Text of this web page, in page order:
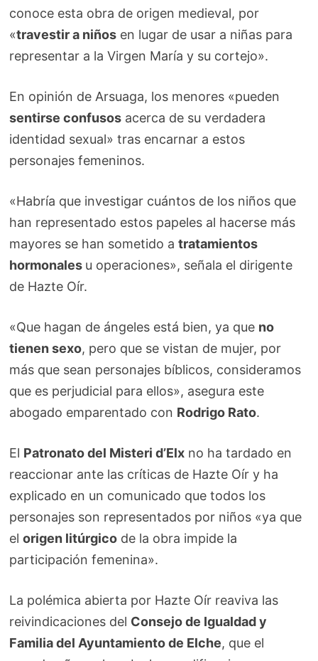
conoce esta obra de origen medieval, por
«travestir a niños en lugar de usar a niñas para
representar a la Virgen María y su cortejo».
En opinión de Arsuaga, los menores «pueden
sentirse confusos acerca de su verdadera
identidad sexual» tras encarnar a estos
personajes femeninos.
«Habría que investigar cuántos de los niños que
han representado estos papeles al hacerse más
mayores se han sometido atratamientos
hormonales u operaciones», señala el dirigente
de Hazte Oír.
«Que hagan de ángeles está bien, ya que no
tienen sexo, pero que se vistan de mujer, por
más que sean personajes bíblicos, consideramos
que es perjudicial para ellos», asegura este
abogado emparentado con Rodrigo Rato.
El Patronato del Misteri d’Elx no ha tardado en
reaccionar ante las críticas de Hazte Oír y ha
explicado en un comunicado que todos los
personajes son representados por niños «ya que
elorigen litúrgico de la obra impide la
participación femenina».
La polémica abierta por Hazte Oír reaviva las
reivindicaciones del Consejo de Igualdad y
Familia del Ayuntamiento de Elche, que el